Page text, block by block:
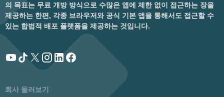
의 목표는 무료 개방 방식으로 수많은 앱에 제한 없이 접근하는 장을
제공하는 한편, 각종 브라우저와 공식 기본 앱을 통해서도 접근할 수
있는 합법적 배포 플랫폼을 제공하는 것입니다.
회사 둘러보기